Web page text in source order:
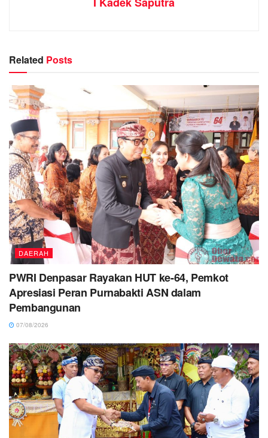
Related Posts
DAERAH
PWRI Denpasar Rayakan HUT ke-64, Pemkot
Apresiasi Peran Purnabakti ASN dalam
Pembangunan
07/08/2026